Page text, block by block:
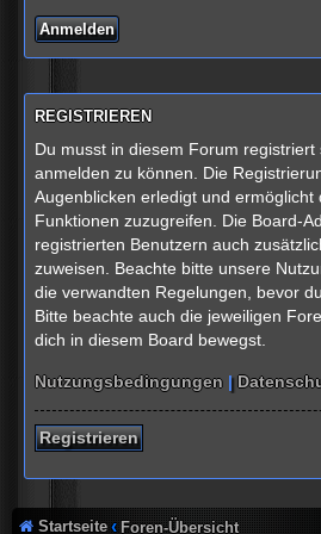
REGISTRIEREN
Du musst in diesem Forum registriert
anmelden zu können. Die
Augenblicken erledigt und ermöglicht
Funktionen zuzugreifen. Die Board-
registrierten Benutzern auch
zuweisen. Beachte bitte unsere
die verwandten Regelungen, bevor
Bitte beachte auch die jeweiligen
dich in diesem Board bewegst.
Nutzungsbedingungen |
Registrieren
Startseite Foren-Übersicht